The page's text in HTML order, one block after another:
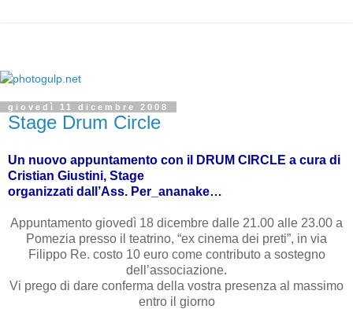
giovedì 11 dicembre 2008
Stage Drum Circle
Un nuovo appuntamento con il DRUM CIRCLE a cura di
Cristian Giustini, Stage
organizzati dall’Ass. Per_ananake…
Appuntamento giovedì 18 dicembre dalle 21.00 alle 23.00 a
Pomezia presso il teatrino, “ex cinema dei preti”, in via
Filippo Re. costo 10 euro come contributo a sostegno
dell’associazione.
Vi prego di dare conferma della vostra presenza al massimo
entro il giorno